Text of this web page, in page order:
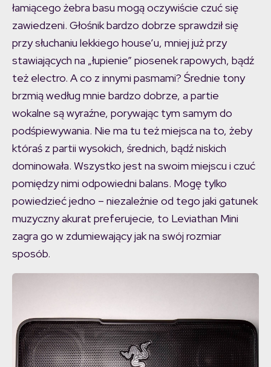
łamiącego żebra basu mogą oczywiście czuć się
zawiedzeni. Głośnik bardzo dobrze sprawdził się
przy słuchaniu lekkiego house’u, mniej już przy
stawiających na „łupienie” piosenek rapowych, bądź
też electro. A co z innymi pasmami? Średnie tony
brzmią według mnie bardzo dobrze, a partie
wokalne są wyraźne, porywając tym samym do
podśpiewywania. Nie ma tu też miejsca na to, żeby
któraś z partii wysokich, średnich, bądź niskich
dominowała. Wszystko jest na swoim miejscu i czuć
pomiędzy nimi odpowiedni balans. Mogę tylko
powiedzieć jedno – niezależnie od tego jaki gatunek
muzyczny akurat preferujecie, to Leviathan Mini
zagra go w zdumiewający jak na swój rozmiar
sposób.